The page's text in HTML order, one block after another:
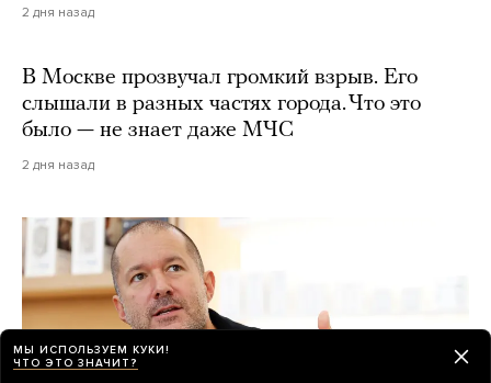
2 дня назад
В Москве прозвучал громкий взрыв. Его
слышали в разных частях города. Что это
было — не знает даже МЧС
2 дня назад
МЫ ИСПОЛЬЗУЕМ КУКИ!
ЧТО ЭТО ЗНАЧИТ?